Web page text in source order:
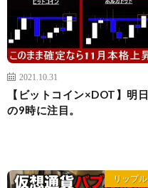
2021.10.31
【ビットコイン×DOT】明日
の9時に注目。
リップル